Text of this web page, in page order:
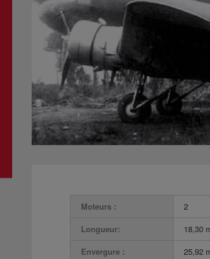
Moteurs : 2
Longueur:
18,30
Envergure :
25,92